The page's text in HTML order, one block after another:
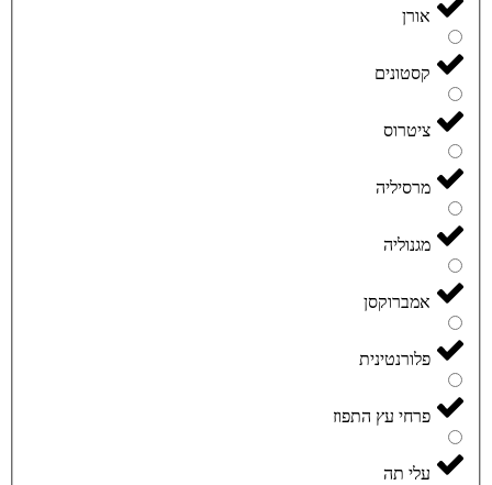
אורן
קסטונים
ציטרוס
מרסיליה
מגנוליה
אמברוקסן
פלורנטינית
פרחי עץ התפוז
עלי תה